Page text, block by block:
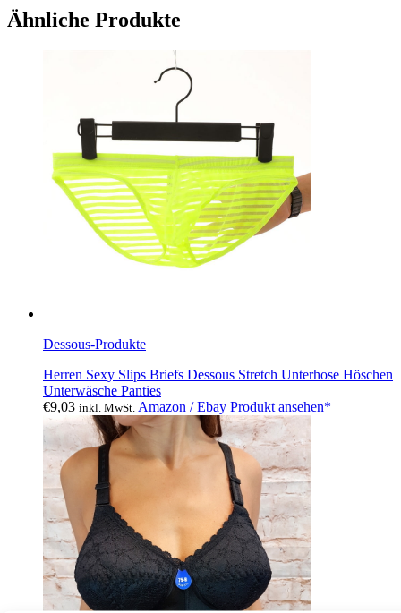
Ähnliche Produkte
Dessous-Produkte
Herren Sexy Slips Briefs Dessous Stretch Unterhose Höschen
Unterwäsche Panties
€9,03 inkl. MwSt. Amazon / Ebay Produkt ansehen*